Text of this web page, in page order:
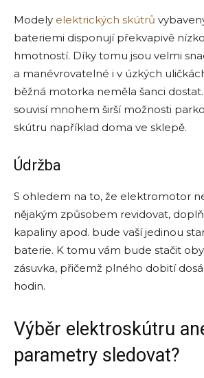
Modely elektrických skútrů
bateriemi disponují překvapivě
hmotností. Díky tomu jsou velmi
a manévrovatelné i v úzkých
běžná motorka neměla šanci
souvisí mnohem širší možnosti
skútru například doma ve sklepě.
Údržba
S ohledem na to, že elektromotor
nějakým způsobem revidovat,
kapaliny apod. bude vaší jedinou
baterie. K tomu vám bude stačit
zásuvka, přičemž plného dobití
hodin.
Výběr elektroskútru
parametry sledovat?